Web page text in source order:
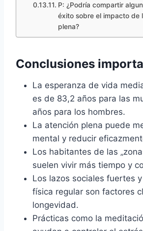
P: ¿Podría compartir
éxito sobre el impacto de
plena?
Conclusiones
La esperanza de vida
es de 83,2 años para las
años para los hombres.
La atención plena puede
mental y reducir
Los habitantes de las
suelen vivir más tiempo y
Los lazos sociales fuertes
física regular son factores
longevidad.
Prácticas como la